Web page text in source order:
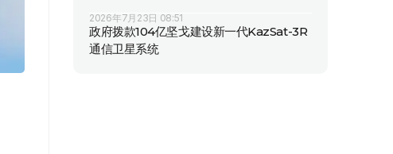
2026年7月23日 08:51
政府拨款104亿坚戈建设新一代KazSat-3R
通信卫星系统